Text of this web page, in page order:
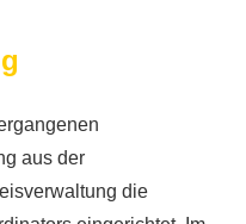
aus der
die